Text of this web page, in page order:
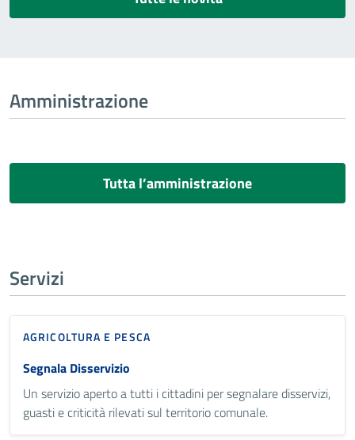
Amministrazione
Tutta l’amministrazione
Servizi
AGRICOLTURA E PESCA
Segnala Disservizio
Un servizio aperto a tutti i cittadini per segnalare disservizi,
guasti e criticità rilevati sul territorio comunale.